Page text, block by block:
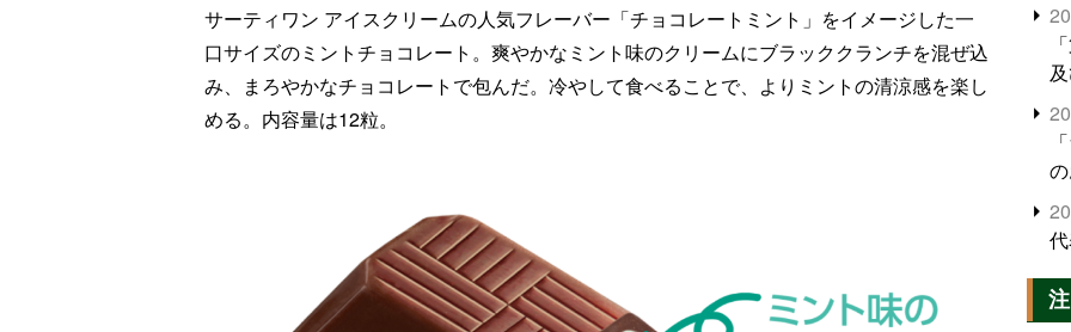
サーティワン アイスクリームの人気フレーバー「チョコレートミント」をイメージした一
口サイズのミントチョコレート。爽やかなミント味のクリームにブラッククランチを混ぜ込
み、まろやかなチョコレートで包んだ。冷やして食べることで、よりミントの清涼感を楽し
める。内容量は12粒。